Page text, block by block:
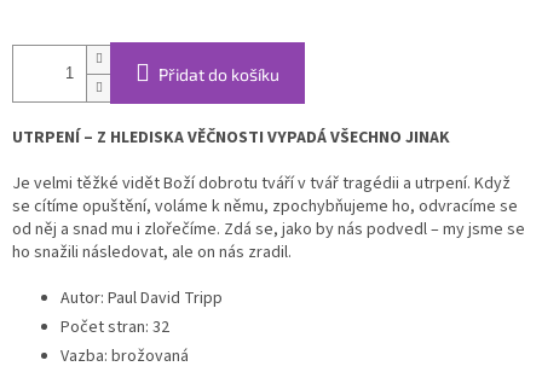
Přidat do košíku
UTRPENÍ – Z HLEDISKA VĚČNOSTI VYPADÁ VŠECHNO JINAK
Je velmi těžké vidět Boží dobrotu tváří v tvář tragédii a utrpení. Když
se cítíme opuštění, voláme k němu, zpochybňujeme ho, odvracíme se
od něj a snad mu i zlořečíme. Zdá se, jako by nás podvedl – my jsme se
ho snažili následovat, ale on nás zradil.
Autor: Paul David Tripp
Počet stran: 32
Vazba: brožovaná